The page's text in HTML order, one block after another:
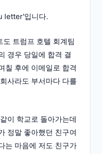
letter'입니다.
트럼프 호텔 회계팀
경우 당일에 합격 결
칠 후에 이메일로 합격
사라도 부서마다 다를
이 학교로 돌아가는데
정말 좋아했던 친구여
는 마음에 저도 친구가